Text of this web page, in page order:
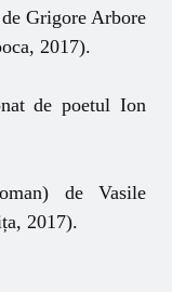
Grigore Arbore
2017).
de poetul Ion
de Vasile
2017).